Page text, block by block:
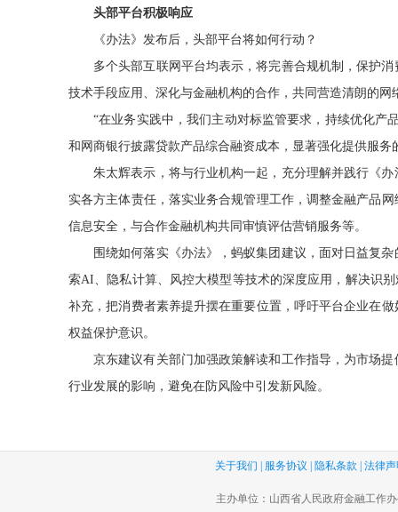
头部平台积极响应
《办法》发布后，头部平台将如何行动？
多个头部互联网平台均表示，将完善合规机制，保护
技术手段应用、深化与金融机构的合作，共同营造清朗的网
“在业务实践中，我们主动对标监管要求，持续优化产
和网商银行披露贷款产品综合融资成本，显著强化提供服
朱太辉表示，将与行业机构一起，充分理解并践行《
实各方主体责任，落实业务合规管理工作，调整金融产品
信息安全，与合作金融机构共同审慎评估营销服务等。
围绕如何落实《办法》，蚂蚁集团建议，面对日益复
索AI、隐私计算、风控大模型等技术的深度应用，解决识
补充，把消费者素养提升摆在重要位置，呼吁平台企业在
权益保护意识。
京东建议有关部门加强政策解读和工作指导，为市场
行业发展的影响，避免在防风险中引发新风险。
关于我们 服务协议 隐私条款 法律
主办单位：山西省人民政府金融工作